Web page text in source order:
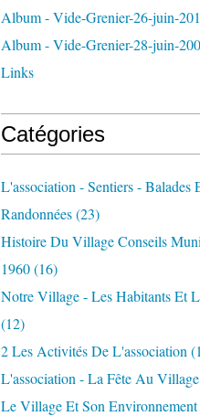
Album - Vide-Grenier-26-juin-
Album - Vide-Grenier-28-juin-
Links
Catégories
L'association - Sentiers - Balades
Randonnées(23)
Histoire Du Village Conseils
1960(16)
Notre Village - Les Habitants Et
(12)
2 Les Activités De L'association
L'association - La Fête Au Village
Le Village Et Son Environnement